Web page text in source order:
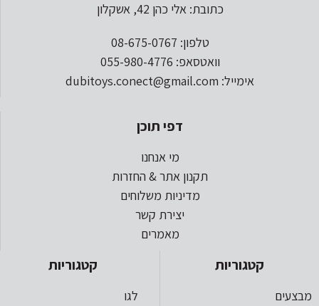
כתובת: אלי כהן 42, אשקלון
טלפון: 08-675-0767
וואטסאפ: 055-980-4776
אימייל: dubitoys.conect@gmail.com
דפי תוכן
מי אנחנו
תקנון אתר & החזרות
מדיניות משלוחים
יצירת קשר
מאמרים
קטגוריות
מבצעים
קטגוריות
לגו